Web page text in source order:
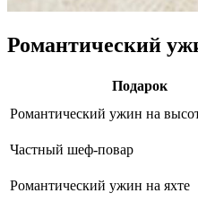
Романтический
Подарок
Романтический ужин на
Частный шеф-повар
Романтический ужин на яхте